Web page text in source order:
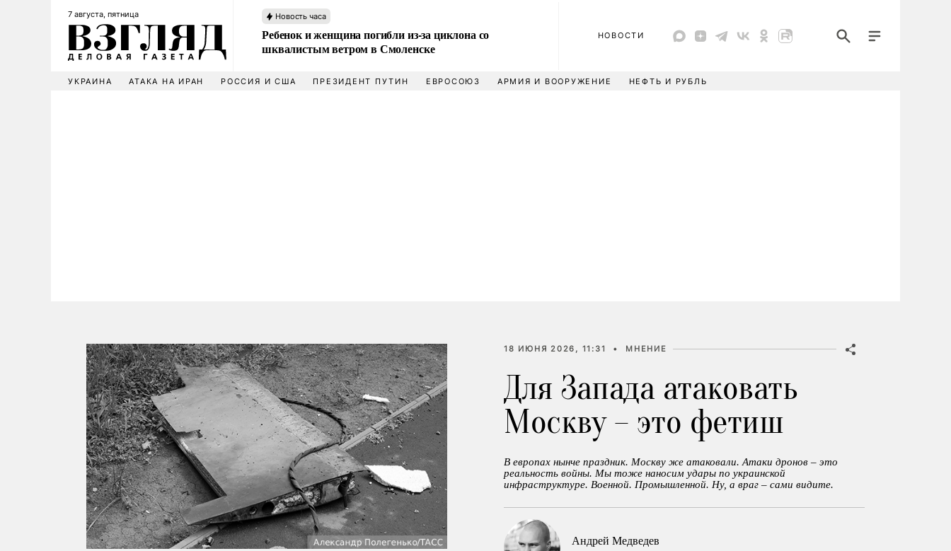
7 августа, пятница Новость часа
Ребенок и женщина погибли из-за циклона со
шквалистым ветром в Смоленске
НОВОСТИ
УКРАИНА АТАКА НА ИРАН РОССИЯ И США ПРЕЗИДЕНТ ПУТИН ЕВРОСОЮЗ АРМИЯ И ВООРУЖЕНИЕ НЕФТЬ И РУБЛЬ
18 ИЮНЯ 2026, 11:31 • МНЕНИЕ
Для Запада атаковать
Москву – это фетиш
В европах нынче праздник. Москву же атаковали. Атаки дронов – это
реальность войны. Мы тоже наносим удары по украинской
инфраструктуре. Военной. Промышленной. Ну, а враг – сами видите.
Андрей Медведев